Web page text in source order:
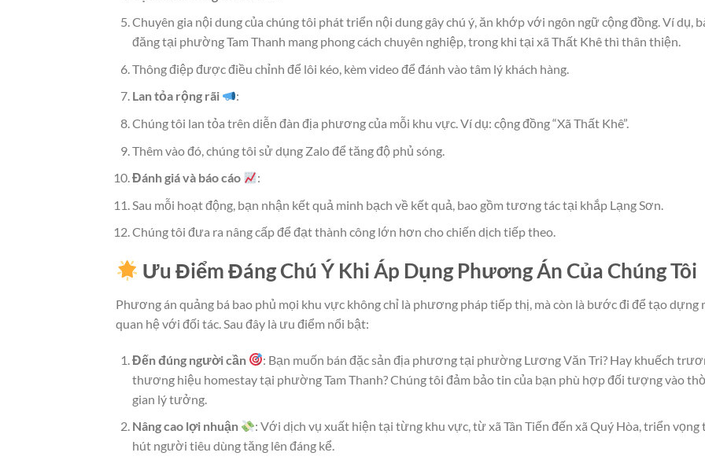
Chuyên gia nội dung của chúng tôi phát triển nội dung gây chú ý, ăn khớp với ngôn ngữ cộng đồng. Ví dụ,
đăng tại phường Tam Thanh mang phong cách chuyên nghiệp, trong khi tại xã Thất Khê thì thân thiện.
Thông điệp được điều chỉnh để lôi kéo, kèm video để đánh vào tâm lý khách hàng.
Lan tỏa rộng rãi
:
Chúng tôi lan tỏa trên diễn đàn địa phương của mỗi khu vực. Ví dụ: cộng đồng “Xã Thất Khê”.
Thêm vào đó, chúng tôi sử dụng Zalo để tăng độ phủ sóng.
Đánh giá và báo cáo
:
Sau mỗi hoạt động, bạn nhận kết quả minh bạch về kết quả, bao gồm tương tác tại khắp Lạng Sơn.
Chúng tôi đưa ra nâng cấp để đạt thành công lớn hơn cho chiến dịch tiếp theo.
Ưu Điểm Đáng Chú Ý Khi Áp Dụng Phương Án Của Chúng Tôi
Phương án quảng bá bao phủ mọi khu vực không chỉ là phương pháp tiếp thị, mà còn là bước đi để tạo dựng
quan hệ với đối tác. Sau đây là ưu điểm nổi bật:
Đến đúng người cần
: Bạn muốn bán đặc sản địa phương tại phường Lương Văn Tri? Hay khuếch
thương hiệu homestay tại phường Tam Thanh? Chúng tôi đảm bảo tin của bạn phù hợp đối tượng vào
gian lý tưởng.
Nâng cao lợi nhuận
: Với dịch vụ xuất hiện tại từng khu vực, từ xã Tân Tiến đến xã Quý Hòa, triển vọng
hút người tiêu dùng tăng lên đáng kể.